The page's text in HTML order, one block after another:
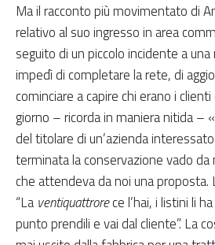
Ma il racconto più movimentato di
relativo al suo ingresso in area
seguito di un piccolo incidente a
impedì di completare la rete, di
cominciare a capire chi erano i clienti
giorno – ricorda in maniera nitida –
del titolare di un’azienda
terminata la conservazione vado da
che attendeva da noi una proposta.
“La ventiquattrorece l’hai, i listini li
punto prendili e vai dal cliente”. La